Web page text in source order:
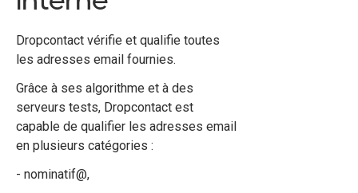
Dropcontact vérifie et qualifie toutes
les adresses email fournies.
Grâce à ses algorithme et à des
serveurs tests, Dropcontact est
capable de qualifier les adresses email
en plusieurs catégories :
- nominatif@,